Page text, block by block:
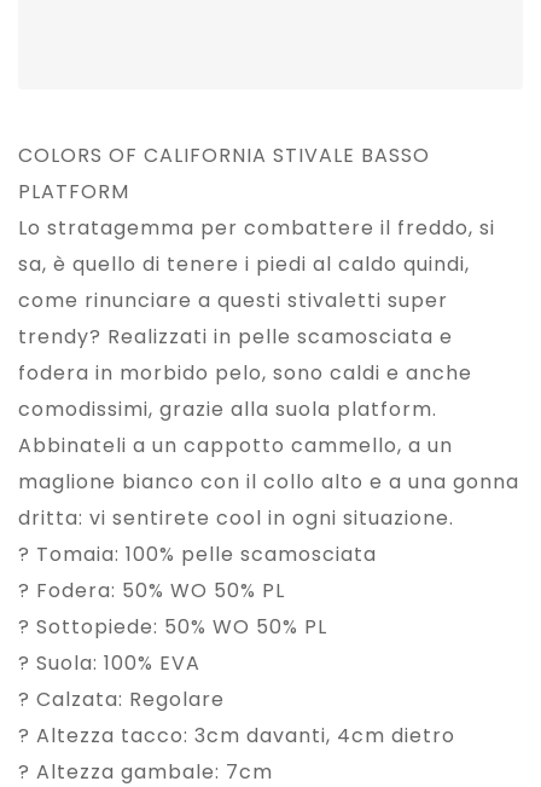
COLORS OF CALIFORNIA STIVALE BASSO
PLATFORM
Lo stratagemma per combattere il freddo, si
sa, è quello di tenere i piedi al caldo quindi,
come rinunciare a questi stivaletti super
trendy? Realizzati in pelle scamosciata e
fodera in morbido pelo, sono caldi e anche
comodissimi, grazie alla suola platform.
Abbinateli a un cappotto cammello, a un
maglione bianco con il collo alto e a una gonna
dritta: vi sentirete cool in ogni situazione.
? Tomaia: 100% pelle scamosciata
? Fodera: 50% WO 50% PL
? Sottopiede: 50% WO 50% PL
? Suola: 100% EVA
? Calzata: Regolare
? Altezza tacco: 3cm davanti, 4cm dietro
? Altezza gambale: 7cm